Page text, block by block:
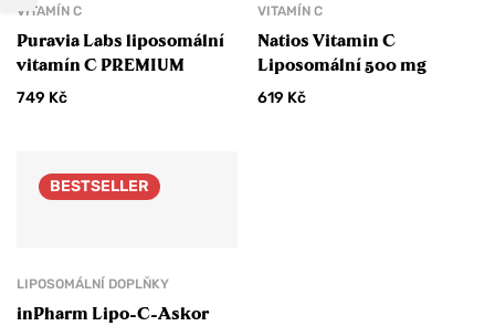
VITAMÍN C
Puravia Labs liposomální
vitamín C PREMIUM
749 Kč
VITAMÍN C
Natios Vitamin C
Liposomální 500 mg
619 Kč
BESTSELLER
LIPOSOMÁLNÍ DOPLŇKY
inPharm Lipo-C-Askor